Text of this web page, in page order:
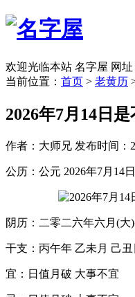
欢迎光临本站 名字屋 网址
当前位置： 首页 > 老黄历
2026年7月14日
作者：大师兄 发布时间：
公历：公元 2026年7月14
阴历：二零二六年六月(大
干支：丙午年 乙未月 己丑
宜：日值月破 大事不宜